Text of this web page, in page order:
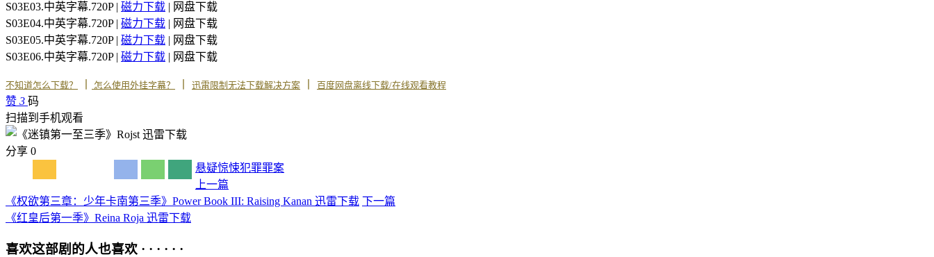
S03E03.中英字幕.720P | 磁力下载 | 网盘下载
S03E04.中英字幕.720P | 磁力下载 | 网盘下载
S03E05.中英字幕.720P | 磁力下载 | 网盘下载
S03E06.中英字幕.720P | 磁力下载 | 网盘下载
不知道怎么下载？ 怎么使用外挂字幕？ 迅雷限制无法下载解决方案 百度网盘离线下载/在线观看教程
赞 3 码
扫描到手机观看
分享 0
悬疑惊悚犯罪罪案
上一篇
《权欲第三章：少年卡南第三季》Power Book III: Raising Kanan 迅雷下载 下一篇
《红皇后第一季》Reina Roja 迅雷下载
喜欢这部剧的人也喜欢 · · · · · ·